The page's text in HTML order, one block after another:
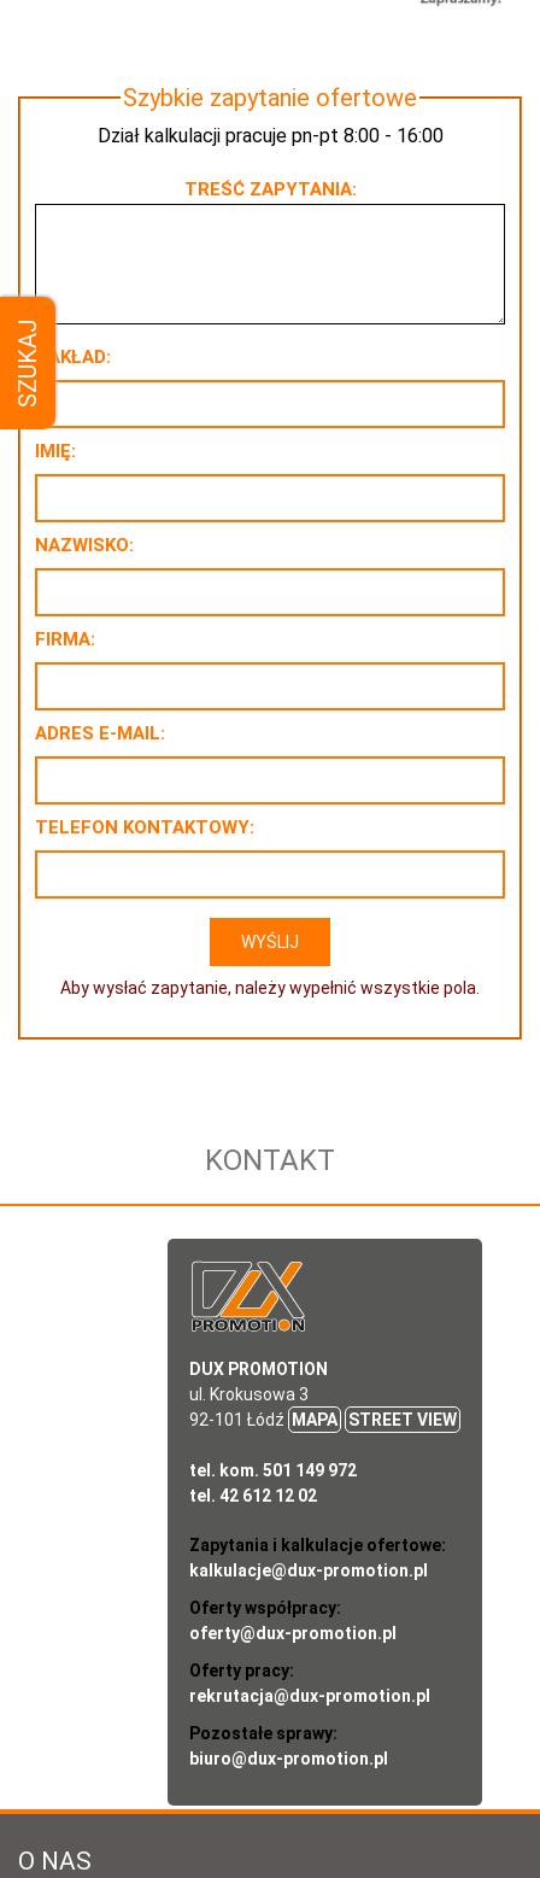
SZUKAJ
Szybkie zapytanie ofertowe
Dział kalkulacji pracuje pn-pt 8:00 - 16:00
TREŚĆ ZAPYTANIA:
NAKŁAD:
IMIĘ:
NAZWISKO:
FIRMA:
ADRES E-MAIL:
TELEFON KONTAKTOWY:
Aby wysłać zapytanie, należy wypełnić wszystkie pola.
KONTAKT
DUX PROMOTION
ul. Krokusowa 3
92-101 Łódź
MAPA STREET VIEW
tel. kom. 501 149 972
tel. 42 612 12 02
Zapytania i kalkulacje ofertowe:
kalkulacje@dux-promotion.pl
Oferty współpracy:
oferty@dux-promotion.pl
Oferty pracy:
rekrutacja@dux-promotion.pl
Pozostałe sprawy:
biuro@dux-promotion.pl
O NAS